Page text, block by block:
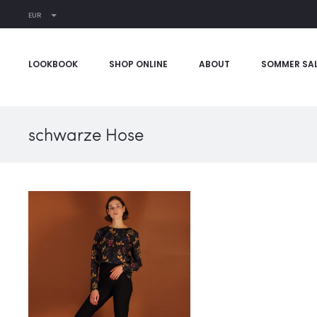
EUR
LOOKBOOK SHOP ONLINE ABOUT SOMMER
schwarze Hose